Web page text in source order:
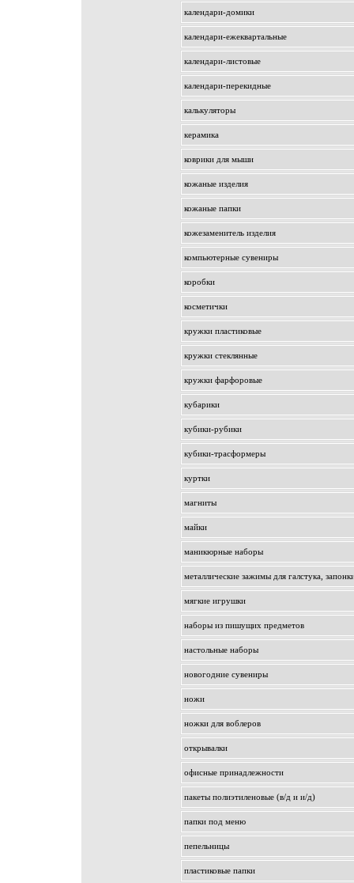
календари-домики
календари-ежеквартальные
календари-листовые
календари-перекидные
калькуляторы
керамика
коврики для мыши
кожаные изделия
кожаные папки
кожезаменитель изделия
компьютерные сувениры
коробки
косметички
кружки пластиковые
кружки стеклянные
кружки фарфоровые
кубарики
кубики-рубики
кубики-трасформеры
куртки
магниты
майки
маникюрные наборы
металлические зажимы для галстука,
мягкие игрушки
наборы из пишущих предметов
настольные наборы
новогодние сувениры
ножи
ножки для воблеров
открывалки
офисные принадлежности
пакеты полиэтиленовые (в/д и и/д)
папки под меню
пепельницы
пластиковые папки